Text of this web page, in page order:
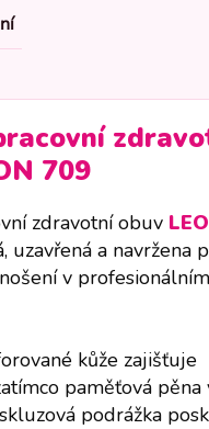
709
zdravotní obuv
uzavřená a navržena
v profesionálním
kůže zajišťuje
paměťová pěna
podrážka